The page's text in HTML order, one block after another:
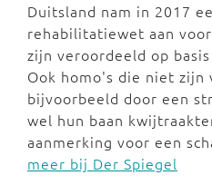
Duitsland nam in 2017
rehabilitatiewet aan
zijn veroordeeld op
Ook homo's die niet zijn
bijvoorbeeld door een
wel hun baan
aanmerking voor een
meer bij Der Spiegel